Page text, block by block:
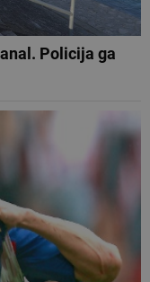
Policija ga